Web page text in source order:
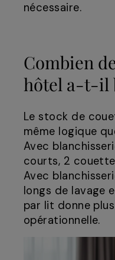
nécessaire.
Combien
hôtel a-t-il
Le stock de
même logique
Avec
courts, 2
Avec
longs de lavage
par lit donne
opérationnelle.